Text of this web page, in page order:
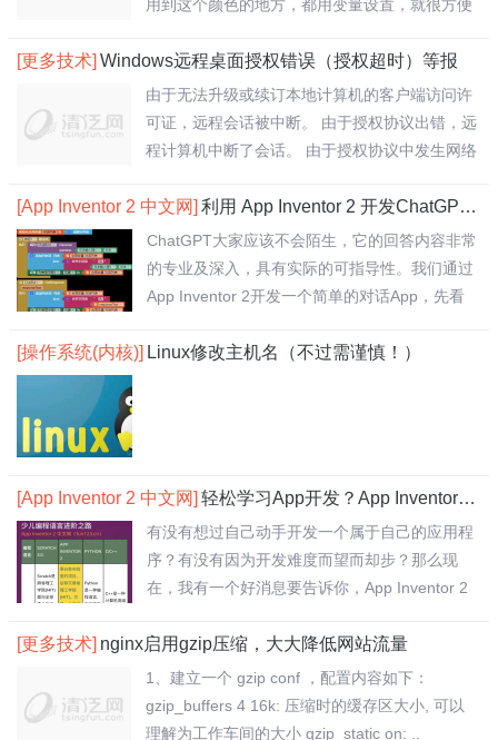
用到这个颜色的地方，都用变量设置，就很方便
[更多技术] Windows远程桌面授权错误（授权超时）等报
由于无法升级或续订本地计算机的客户端访问许
可证，远程会话被中断。 由于授权协议出错，远
程计算机中断了会话。 由于授权协议中发生网络
[App Inventor 2 中文网] 利用 App Inventor 2 开发ChatGPT应用
ChatGPT大家应该不会陌生，它的回答内容非常
的专业及深入，具有实际的可指导性。我们通过
App Inventor 2开发一个简单的对话App，先看
[操作系统(内核)] Linux修改主机名（不过需谨慎！）
[App Inventor 2 中文网] 轻松学习App开发？App Inventor 2 中文网搞定！
有没有想过自己动手开发一个属于自己的应用程
序？有没有因为开发难度而望而却步？那么现
在，我有一个好消息要告诉你，App Inventor 2
[更多技术] nginx启用gzip压缩，大大降低网站流量
1、建立一个 gzip conf ，配置内容如下：
gzip_buffers 4 16k: 压缩时的缓存区大小, 可以
理解为工作车间的大小 gzip_static on: ..